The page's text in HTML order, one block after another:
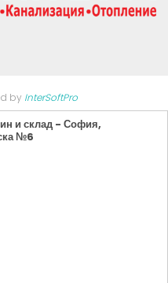
by InterSoftPro
и склад - София,
№6